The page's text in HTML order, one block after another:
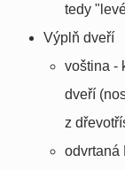
tedy
Výplň dveří
voština -
dveří
z
odvrtaná